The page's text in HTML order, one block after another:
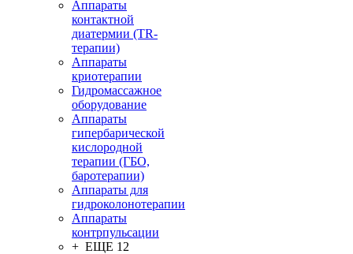
Аппараты
контактной
диатермии (TR-
терапии)
Аппараты
криотерапии
Гидромассажное
оборудование
Аппараты
гипербарической
кислородной
терапии (ГБО,
баротерапии)
Аппараты для
гидроколонотерапии
Аппараты
контрпульсации
+ ЕЩЕ 12